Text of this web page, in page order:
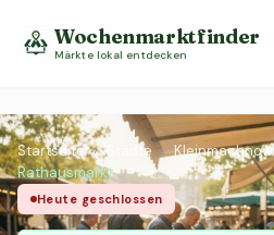
Wochenmarktfinder
Märkte lokal entdecken
Startseite › Städte › Kleinmachnow
Rathausmarkt
Heute geschlossen